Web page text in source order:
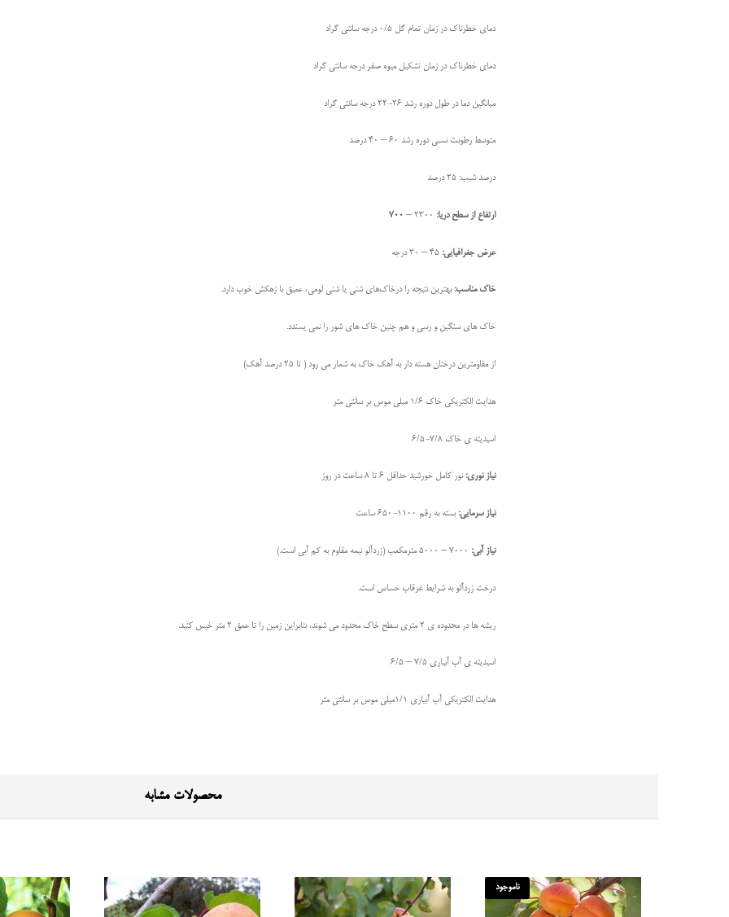
دمای خطرناک در زمان تمام گل 0/5 درجه سانتی گراد
دمای خطرناک در زمان تشکيل ميوه صفر درجه سانتی گراد
ميانگين دما در طول دوره رشد 26-22 درجه سانتی گراد
متوسط رطوبت نسبی دوره رشد 60 – 40 درصد
درصد شيب: 25 درصد
ارتفاع از سطح دریا: 2300 –
700
عرض جغرافيایی:
خاک مناسب: بهترين نتيجه را درخاک‌های شنی يا شنی لومی، عمیق با زهكش خوب دارد.
خاک های سنگین و رسی و هم چنین خاک های شور را نمی پسندد.
از مقاومترين درختان هسته دار به آهک خاک به شمار می رود ( تا 25 درصد آهک)
هدایت الکتریکی خاك 1/6 ميلی موس بر سانتی متر
اسیدیته ی خاک 7/8-6/5
نیاز نوری:نور کامل خورشید حداقل 6 تا 8 ساعت در روز
نیاز سرمایی: بسته به رقم 1100-650 ساعت
نیاز آبی: 7000 – 5000 مترمکعب (زردآلو نيمه مقاوم به كم آبی است.)
درخت زردآلو به شرایط غرقاب حساس است.
ریشه ها در محدوده ی 2 متری سطح خاک محدود می شوند، بنابراین زمین را تا عمق 2 متر خیس کنید.
اسیدیته ی آب آبیاری 7/5 – 6/5
هدایت الکتریکی آب آبياری 1/1ميلی موس بر سانتی متر
محصولات مشابه
ناموجود